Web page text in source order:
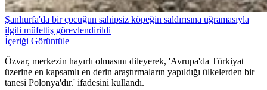
Şanlıurfa'da bir çocuğun sahipsiz köpeğin saldırısına uğramasıyla
ilgili müfettiş görevlendirildi
İçeriği Görüntüle
Özvar, merkezin hayırlı olmasını dileyerek, 'Avrupa'da Türkiyat
üzerine en kapsamlı en derin araştırmaların yapıldığı ülkelerden bir
tanesi Polonya'dır.' ifadesini kullandı.